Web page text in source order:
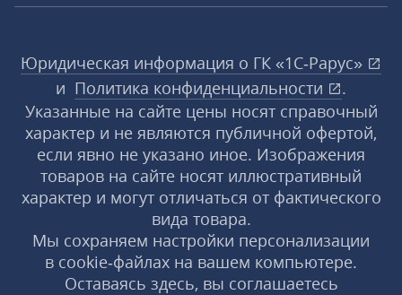
Юридическая информация о ГК «1С‑Рарус»
и Политика конфиденциальности
.
Указанные на сайте цены носят справочный
характер и не являются публичной офертой,
если явно не указано иное. Изображения
товаров на сайте носят иллюстративный
характер и могут отличаться от фактического
вида товара.
Мы сохраняем настройки персонализации
в cookie‑файлах на вашем компьютере.
Оставаясь здесь, вы соглашаетесь